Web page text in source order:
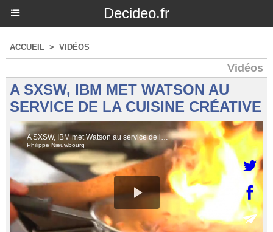
Decideo.fr
ACCUEIL > VIDÉOS
Vidéos
A SXSW, IBM MET WATSON AU
SERVICE DE LA CUISINE CRÉATIVE